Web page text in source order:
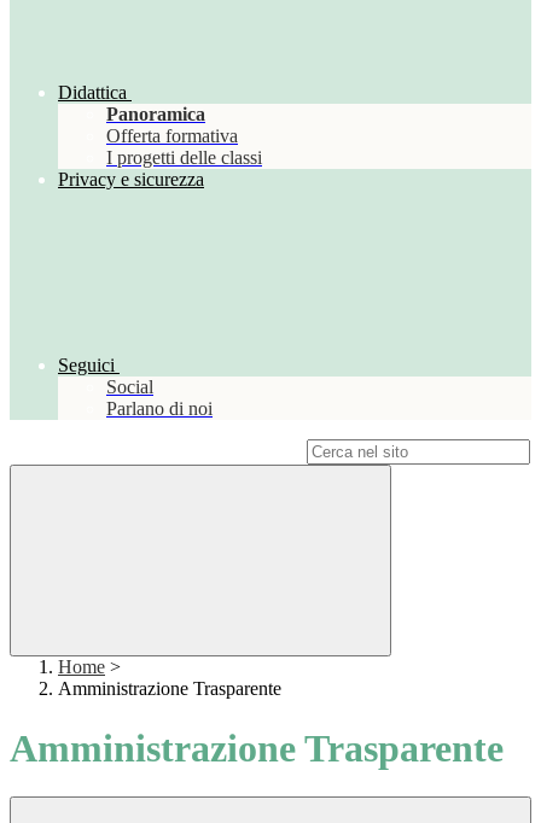
Didattica
Panoramica
Offerta formativa
I progetti delle classi
Privacy e sicurezza
Seguici
Social
Parlano di noi
Home >
Amministrazione Trasparente
Amministrazione Trasparente